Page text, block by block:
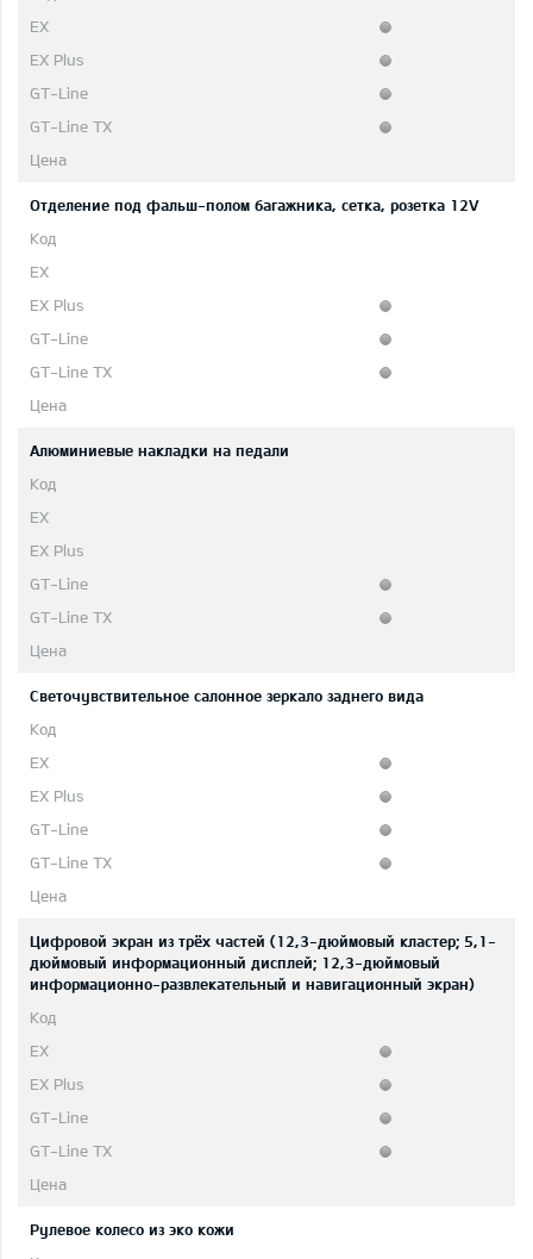
Отделение под фальш-полом багажника, сетка, розетка 12V
Aлюминиевые накладки на педали
Светочувствительное салонное зеркало заднего вида
Цифровой экран из трёх частей (12,3-дюймовый кластер; 5,1-
дюймовый информационный дисплей; 12,3-дюймовый
информационно-развлекательный и навигационный экран)
Рулевое колесо из эко кожи